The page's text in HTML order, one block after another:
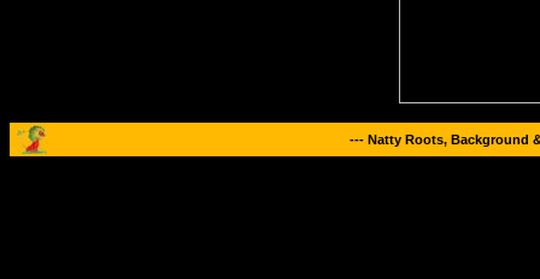
--- Natty Roots, Background